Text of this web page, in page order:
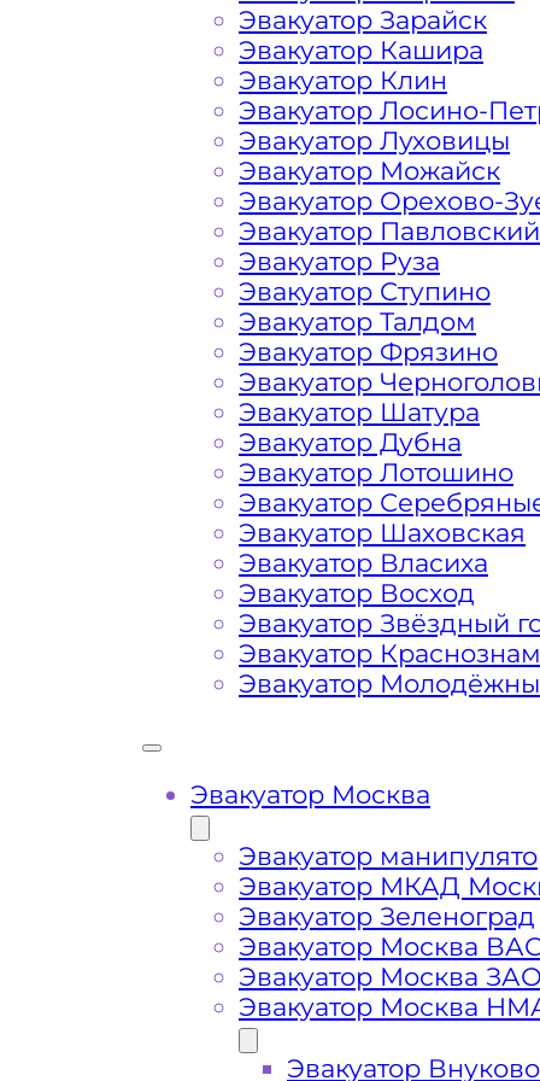
порадовать доступными ценами
На стоимость эвакуации
Габариты, вес и тип
Заказанный эвакуатор
платформой
Маршрут от места вызова
города Балашихи
Затрудняющие факторы –
передач (АКПП)
Сложная эвакуация при аварии,
Буксировка автомобиля из
Эвакуатор Зарайск
Эвакуатор Кашира
Эвакуатор Клин
Эвакуатор Лосино-
Эвакуатор Луховицы
Эвакуатор Можайск
Эвакуатор Орехово-
Эвакуатор
Эвакуатор Руза
Эвакуатор Ступино
Эвакуатор Талдом
Эвакуатор Фрязино
Эвакуатор
Эвакуатор Шатура
Эвакуатор Дубна
Эвакуатор Лотошино
Эвакуатор
Эвакуатор Шаховская
Эвакуатор Власиха
Эвакуатор Восход
Эвакуатор Звёздный
Эвакуатор
Эвакуатор
Эвакуатор Москва
Эвакуатор
Эвакуатор МКАД
Эвакуатор Зеленоград
Эвакуатор Москва
Эвакуатор Москва
Эвакуатор Москва
Эвакуатор Внуково